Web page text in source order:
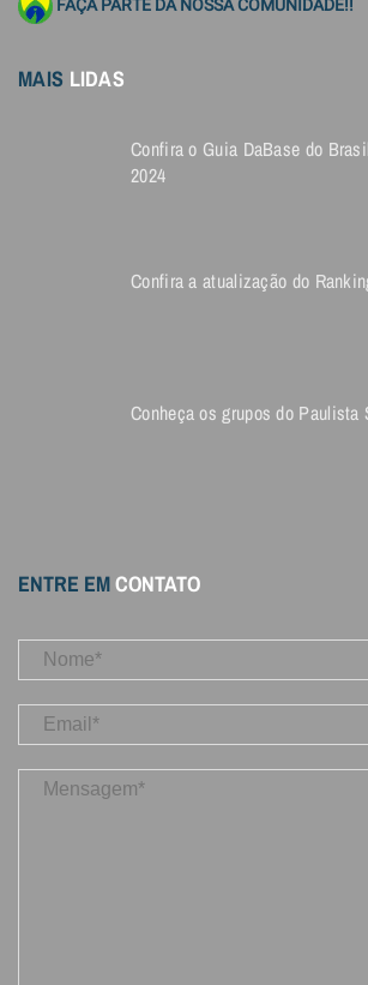
FAÇA PARTE DA NOSSA COMUNIDADE!!
MAIS LIDAS
Confira o Guia DaBase do
2024
Confira a atualização do
Conheça os grupos do Paulista
ENTRE EMCONTATO